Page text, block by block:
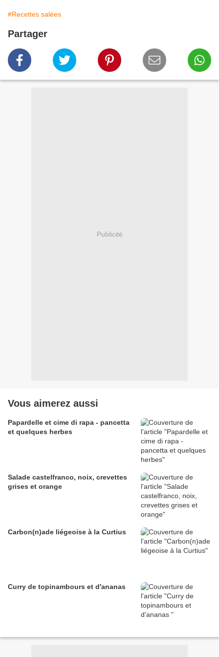
#Recettes salées
Partager
Publicité
Vous aimerez aussi
Papardelle et cime di rapa - pancetta
et quelques herbes
Salade castelfranco, noix, crevettes
grises et orange
Carbon(n)ade liégeoise à la Curtius
Curry de topinambours et d'ananas